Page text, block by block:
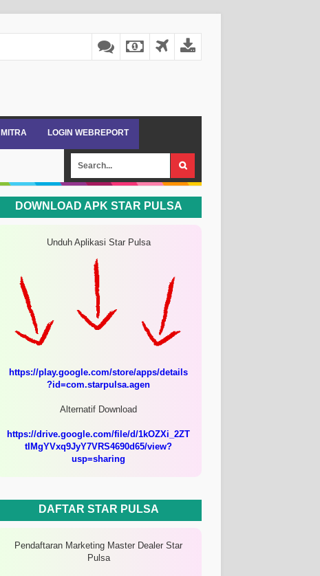
LOGIN WEBREPORT
DOWNLOAD APK STAR PULSA
Unduh Aplikasi Star Pulsa
https://play.google.com/store/apps/details
?id=com.starpulsa.agen
Alternatif Download
https://drive.google.com/file/d/1kOZXi_2ZT
tIMgYVxq9JyY7VRS4690d65/view?
usp=sharing
DAFTAR STAR PULSA
Pendaftaran Marketing Master Dealer Star
Pulsa